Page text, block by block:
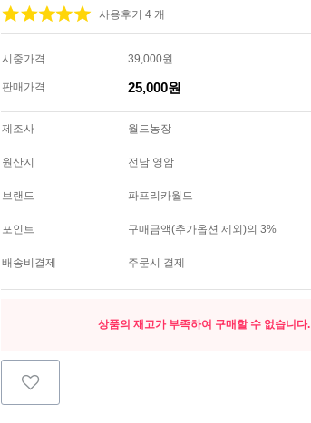
사용후기 4 개
시중가격 39,000원
판매가격 25,000원
제조사 월드농장
원산지 전남 영암
브랜드 파프리카월드
포인트 구매금액(추가옵션 제외)의 3%
배송비결제 주문시 결제
상품의 재고가 부족하여 구매할 수 없습니다.